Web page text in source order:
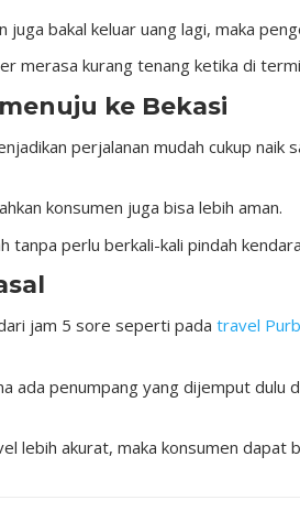
bakal keluar uang lagi, maka
merasa kurang tenang ketika di
ke Bekasi
perjalanan mudah cukup naik
konsumen juga bisa lebih aman.
tanpa perlu berkali-kali pindah
jam 5 sore seperti pada travel
ada penumpang yang dijemput dulu
lebih akurat, maka konsumen dapat